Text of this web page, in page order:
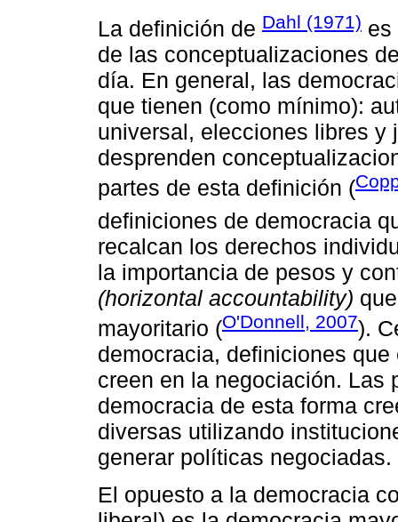
La definición de Dahl (1971) es
de las conceptualizaciones
día. En general, las
que tienen (como mínimo):
universal, elecciones libres
desprenden
partes de esta definición (
definiciones de democracia
recalcan los derechos
la importancia de pesos y
(horizontal accountability)
mayoritario (O'Donnell, 2007).
democracia, definiciones
creen en la negociación. Las
democracia de esta forma
diversas utilizando
generar políticas negociadas.
El opuesto a la democracia